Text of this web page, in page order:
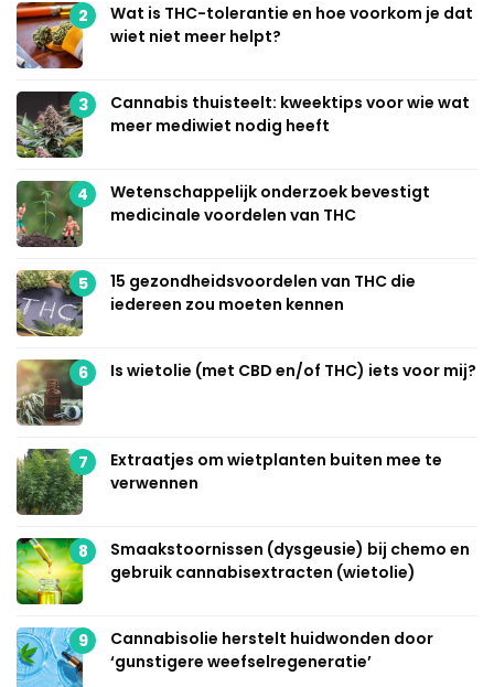
2
Wat is THC-tolerantie en hoe voorkom je dat
wiet niet meer helpt?
3
Cannabis thuisteelt: kweektips voor wie wat
meer mediwiet nodig heeft
4
Wetenschappelijk onderzoek bevestigt
medicinale voordelen van THC
5
15 gezondheidsvoordelen van THC die
iedereen zou moeten kennen
6 Is wietolie (met CBD en/of THC) iets voor mij?
7
Extraatjes om wietplanten buiten mee te
verwennen
8
Smaakstoornissen (dysgeusie) bij chemo en
gebruik cannabisextracten (wietolie)
9
Cannabisolie herstelt huidwonden door
‘gunstigere weefselregeneratie’